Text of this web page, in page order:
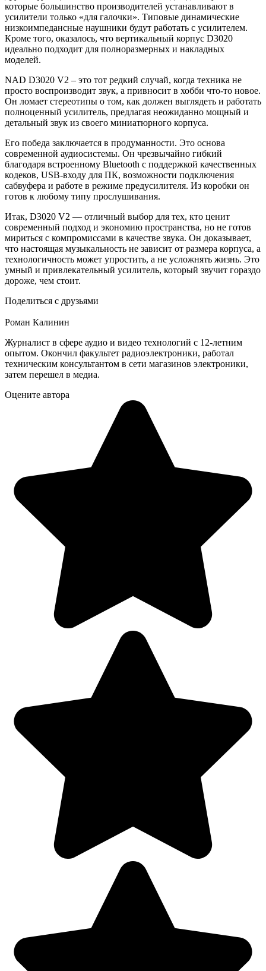
которые большинство производителей устанавливают в
усилители только «для галочки». Типовые динамические
низкоимпедансные наушники будут работать с усилителем.
Кроме того, оказалось, что вертикальный корпус D3020
идеально подходит для полноразмерных и накладных
моделей.
NAD D3020 V2 – это тот редкий случай, когда техника не
просто воспроизводит звук, а привносит в хобби что-то новое.
Он ломает стереотипы о том, как должен выглядеть и работать
полноценный усилитель, предлагая неожиданно мощный и
детальный звук из своего миниатюрного корпуса.
Его победа заключается в продуманности. Это основа
современной аудиосистемы. Он чрезвычайно гибкий
благодаря встроенному Bluetooth с поддержкой качественных
кодеков, USB-входу для ПК, возможности подключения
сабвуфера и работе в режиме предусилителя. Из коробки он
готов к любому типу прослушивания.
Итак, D3020 V2 — отличный выбор для тех, кто ценит
современный подход и экономию пространства, но не готов
мириться с компромиссами в качестве звука. Он доказывает,
что настоящая музыкальность не зависит от размера корпуса, а
технологичность может упростить, а не усложнять жизнь. Это
умный и привлекательный усилитель, который звучит гораздо
дороже, чем стоит.
Поделиться с друзьями
Роман Калинин
Журналист в сфере аудио и видео технологий с 12-летним
опытом. Окончил факультет радиоэлектроники, работал
техническим консультантом в сети магазинов электроники,
затем перешел в медиа.
Оцените автора